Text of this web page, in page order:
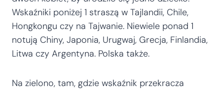
Wskaźniki poniżej 1 straszą w Tajlandii, Chile,
Hongkongu czy na Tajwanie. Niewiele ponad 1
notują Chiny, Japonia, Urugwaj, Grecja, Finlandia,
Litwa czy Argentyna. Polska także.
Na zielono, tam, gdzie wskaźnik przekracza